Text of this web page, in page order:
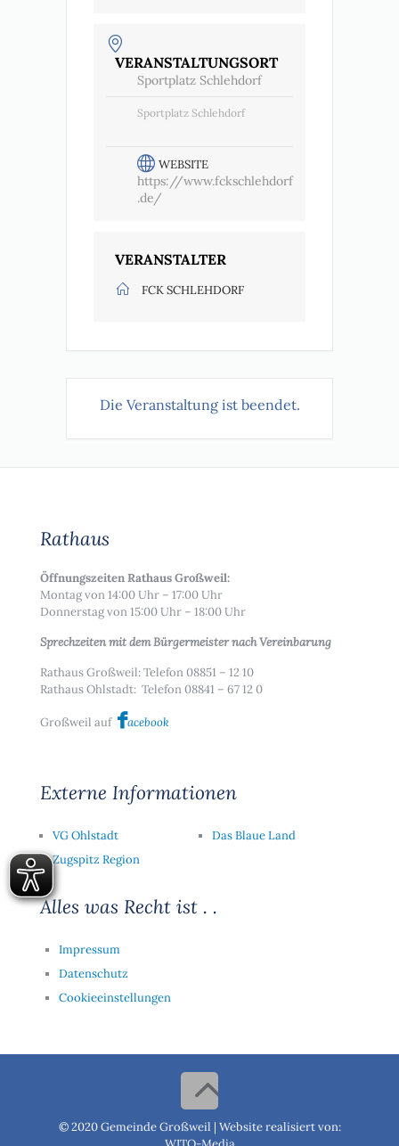
VERANSTALTUNGSORT
Sportplatz Schlehdorf
Sportplatz Schlehdorf
WEBSITE
https://www.fckschlehdorf
.de/
VERANSTALTER
FCK SCHLEHDORF
Die Veranstaltung ist beendet.
Rathaus
Öffnungszeiten Rathaus Großweil:
Montag von 14:00 Uhr – 17:00 Uhr
Donnerstag von 15:00 Uhr – 18:00 Uhr
Sprechzeiten mit dem Bürgermeister nach Vereinbarung
Rathaus Großweil: Telefon 08851 – 12 10
Rathaus Ohlstadt: Telefon 08841 – 67 12 0
Großweil auf acebook
Externe Informationen
VG Ohlstadt
Zugspitz Region
Das Blaue Land
Alles was Recht ist . .
Impressum
Datenschutz
Cookieeinstellungen
© 2020 Gemeinde Großweil | Website realisiert von: